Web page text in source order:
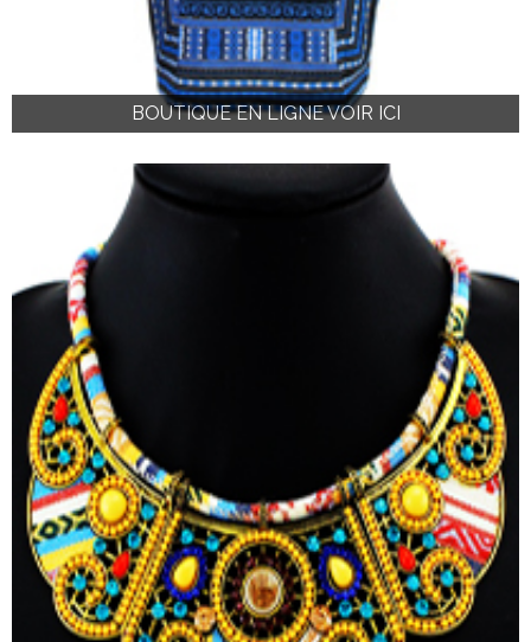
BOUTIQUE EN LIGNE VOIR ICI